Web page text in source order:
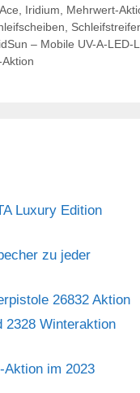
Iridium Mehrwert-
– Mobile UV-A-LED-
Luxury Edition
zu jeder
26832 Aktion
2328 Winteraktion
im 2023